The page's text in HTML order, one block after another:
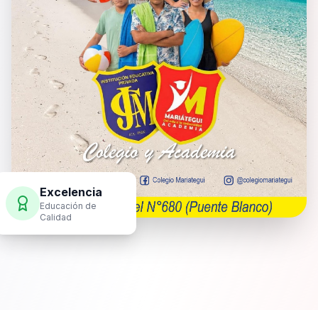
Excelencia
Educación de
Calidad